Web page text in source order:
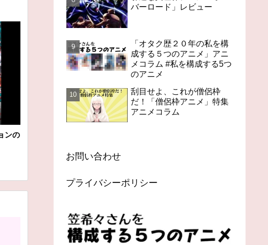
ンの
バーロード」レビュー
「オタク歴２０年の私を構
成する５つのアニメ」アニ
メコラム #私を構成する5つ
のアニメ
刮目せよ、これが僧侶枠
だ！「僧侶枠アニメ」特集
アニメコラム
お問い合わせ
プライバシーポリシー